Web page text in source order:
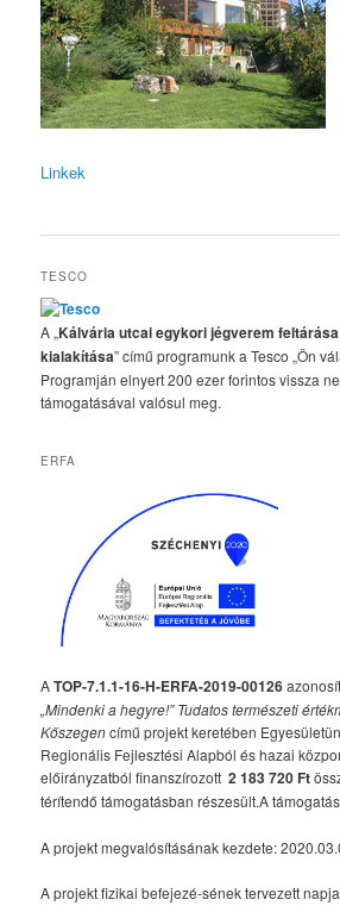
Linkek
TESCO
A „Kálvária utcai egykori jégverem
kialakítása” című programunk a Tesco „Ön
Programján elnyert 200 ezer forintos vissza
támogatásával valósul meg.
ERFA
ATOP-7.1.1-16-H-ERFA-2019-00126
„Mindenki a hegyre!” Tudatos természeti
Kőszegencímű projekt keretében
Regionális Fejlesztési Alapból és hazai
előirányzatból finanszírozott2 183 720 Ft
térítendő támogatásban részesült.A
A projekt megvalósításának kezdete:
A projekt fizikai befejezé-sének tervezett